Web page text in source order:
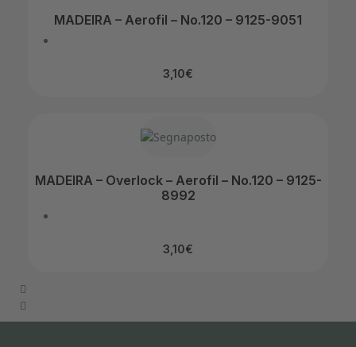
MADEIRA – Aerofil – No.120 – 9125-9051
3,10€
MADEIRA – Overlock – Aerofil – No.120 – 9125-
8992
3,10€